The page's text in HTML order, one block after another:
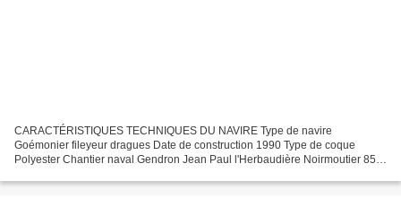
CARACTÉRISTIQUES TECHNIQUES DU NAVIRE Type de navire
Goémonier fileyeur dragues Date de construction 1990 Type de coque
Polyester Chantier naval Gendron Jean Paul l'Herbaudière Noirmoutier 85